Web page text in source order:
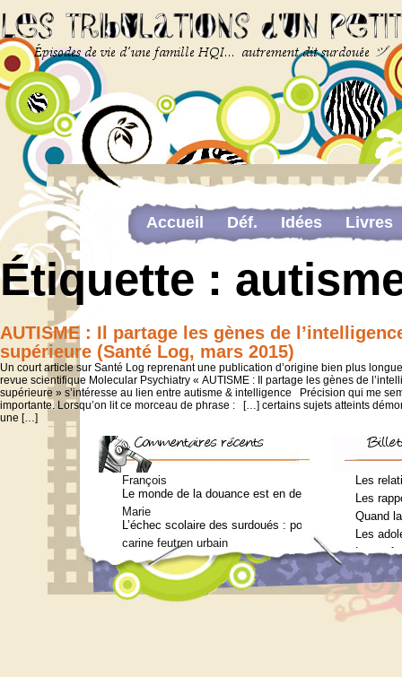
Accueil Déf. Idées
Livres
The last…
Étiquette :
AUTISME : Il partage les gènes de
supérieure (Santé Log, mars 2015)
Un court article sur Santé Log reprenant une publication d’origine bien plus
revue scientifique Molecular Psychiatry « AUTISME : Il partage les gènes de
supérieure » s’intéresse au lien entre autisme & intelligence Précision qui me
importante. Lorsqu’on lit ce morceau de phrase : […] certains sujets atteints
une […]
François
Le monde de la douance est en deuil : Jean-Charles
Marie
L’échec scolaire des surdoués : pourquoi ? (Journal
carine feutren urbain
Petit lexique en lien avec le surdouement à l’usage
Marie
Qui consulter pour un bilan psychométrique ?
Siouplet
Qui consulter pour un bilan psychométrique ?
Les
Les
Quand
Les
Les